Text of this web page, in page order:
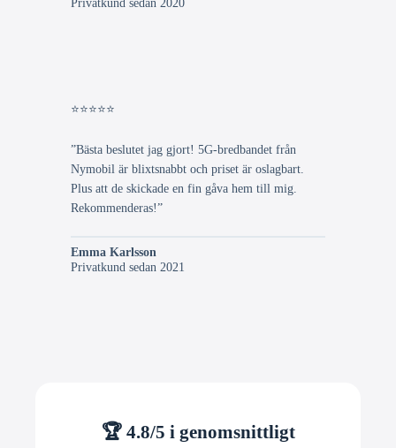
⭐⭐⭐⭐⭐
”Bästa beslutet jag gjort! 5G-bredbandet från
Nymobil är blixtsnabbt och priset är oslagbart.
Plus att de skickade en fin gåva hem till mig.
Rekommenderas!”
Emma Karlsson
Privatkund sedan 2021
🏆 4.8/5 i genomsnittligt